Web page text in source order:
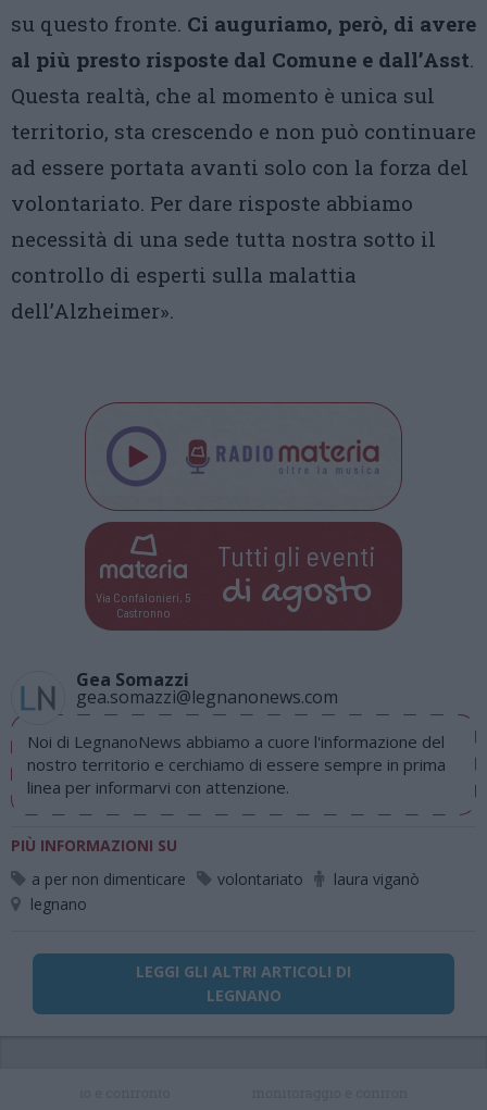
su questo fronte. Ci auguriamo, però, di avere
al più presto risposte dal Comune e dall’Asst.
Questa realtà, che al momento è unica sul
territorio, sta crescendo e non può continuare
ad essere portata avanti solo con la forza del
volontariato. Per dare risposte abbiamo
necessità di una sede tutta nostra sotto il
controllo di esperti sulla malattia
dell’Alzheimer».
Via Confalonieri, 5
Castronno
Tutti gli eventi
di agosto
Gea Somazzi
gea.somazzi@legnanonews.com
Noi di LegnanoNews abbiamo a cuore l'informazione del
nostro territorio e cerchiamo di essere sempre in prima
linea per informarvi con attenzione.
PIÙ INFORMAZIONI SU
a per non dimenticare
volontariato
laura viganò
legnano
LEGGI GLI ALTRI ARTICOLI DI
LEGNANO